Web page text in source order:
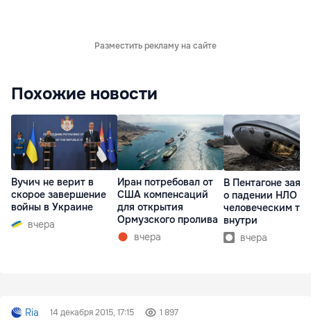
Разместить рекламу на сайте
Похожие новости
Вучич не верит в
скорое завершение
войны в Украине
вчера
Иран потребовал от
США компенсаций
для открытия
Ормузского пролива
вчера
В Пентагоне
о падении НЛО с
человеческим
внутри
вчера
Ria 14 декабря 2015, 17:15 1 897